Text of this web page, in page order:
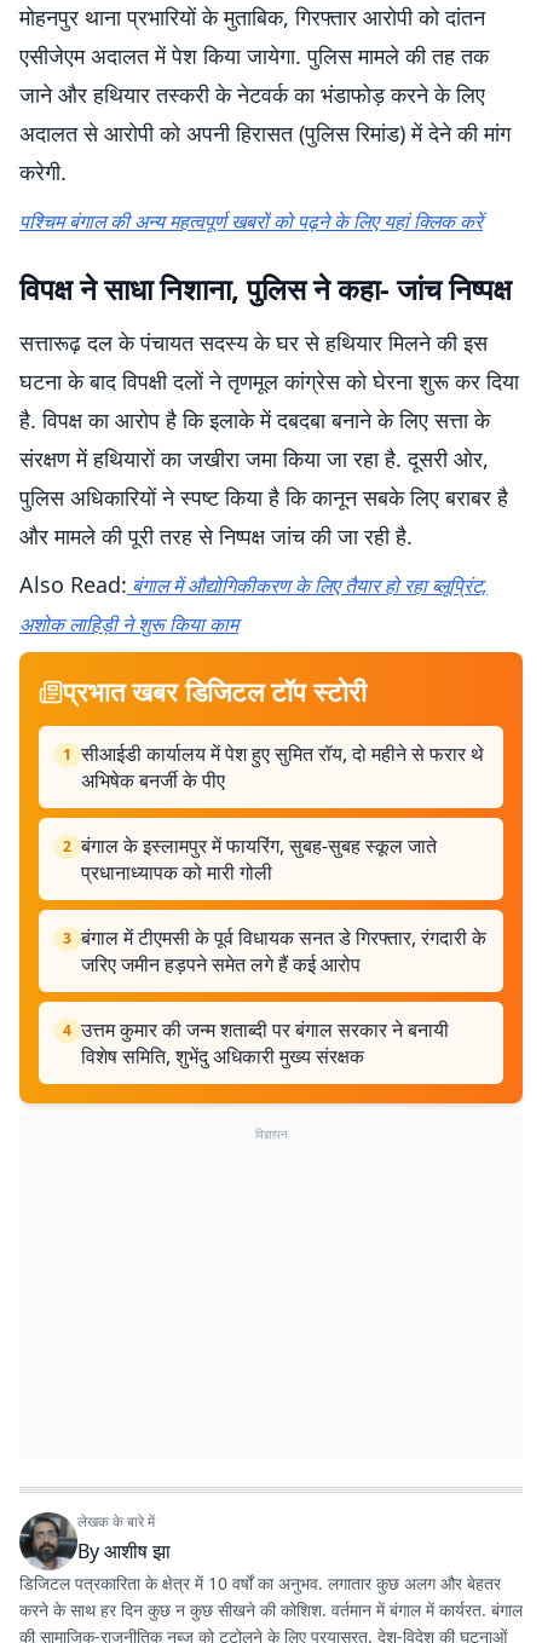
मोहनपुर थाना प्रभारियों के मुताबिक, गिरफ्तार आरोपी को दांतन
एसीजेएम अदालत में पेश किया जायेगा. पुलिस मामले की तह तक
जाने और हथियार तस्करी के नेटवर्क का भंडाफोड़ करने के लिए
अदालत से आरोपी को अपनी हिरासत (पुलिस रिमांड) में देने की मांग
करेगी.
पश्चिम बंगाल की अन्य महत्वपूर्ण खबरों को पढ़ने के लिए यहां क्लिक करें
विपक्ष ने साधा निशाना, पुलिस ने कहा- जांच निष्पक्ष
सत्तारूढ़ दल के पंचायत सदस्य के घर से हथियार मिलने की इस
घटना के बाद विपक्षी दलों ने तृणमूल कांग्रेस को घेरना शुरू कर दिया
है. विपक्ष का आरोप है कि इलाके में दबदबा बनाने के लिए सत्ता के
संरक्षण में हथियारों का जखीरा जमा किया जा रहा है. दूसरी ओर,
पुलिस अधिकारियों ने स्पष्ट किया है कि कानून सबके लिए बराबर है
और मामले की पूरी तरह से निष्पक्ष जांच की जा रही है.
Also Read: बंगाल में औद्योगिकीकरण के लिए तैयार हो रहा ब्लूप्रिंट,
अशोक लाहिड़ी ने शुरू किया काम
प्रभात खबर डिजिटल टॉप स्टोरी
1 सीआईडी ​​कार्यालय में पेश हुए सुमित रॉय, दो महीने से फरार थे
अभिषेक बनर्जी के पीए
2 बंगाल के इस्लामपुर में फायरिंग, सुबह-सुबह स्कूल जाते
प्रधानाध्यापक को मारी गोली
3 बंगाल में टीएमसी के पूर्व विधायक सनत डे गिरफ्तार, रंगदारी के
जरिए जमीन हड़पने समेत लगे हैं कई आरोप
4 उत्तम कुमार की जन्म शताब्दी पर बंगाल सरकार ने बनायी
विशेष समिति, शुभेंदु अधिकारी मुख्य संरक्षक
विज्ञापन
लेखक के बारे में
Byआशीष झा
डिजिटल पत्रकारिता के क्षेत्र में 10 वर्षों का अनुभव. लगातार कुछ अलग और बेहतर
करने के साथ हर दिन कुछ न कुछ सीखने की कोशिश. वर्तमान में बंगाल में कार्यरत. बंगाल
की सामाजिक-राजनीतिक नब्ज को टटोलने के लिए प्रयासरत. देश-विदेश की घटनाओं